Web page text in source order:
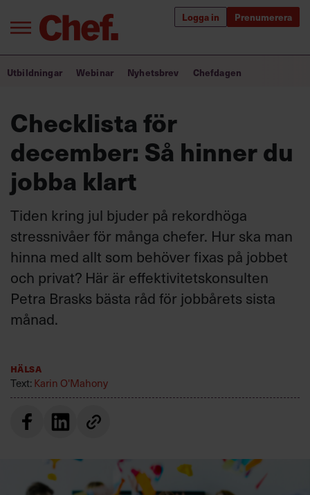
Logga in Prenumerera
Annonsera
Om oss
Kontakta oss
Kundservice
Villkor och policy för
Sök
efter:
Bra ledare förändrar världen
Utbildning för ledare
Chefakademin+
Populära utbildningar
Utbildningar Webinar Nyhetsbrev Chefdagen
Checklista för
december: Så hinner du
jobba klart
Tiden kring jul bjuder på rekordhöga
stressnivåer för många chefer. Hur ska man
hinna med allt som behöver fixas på jobbet
och privat? Här är effektivitetskonsulten
Petra Brasks bästa råd för jobbårets sista
månad.
Hälsa
Text:Karin O'Mahony